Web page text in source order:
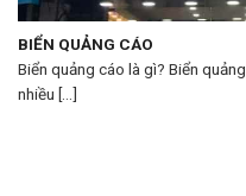
BIỂN QUẢNG CÁO
Biển quảng cáo là gì? Biển
nhiều [...]